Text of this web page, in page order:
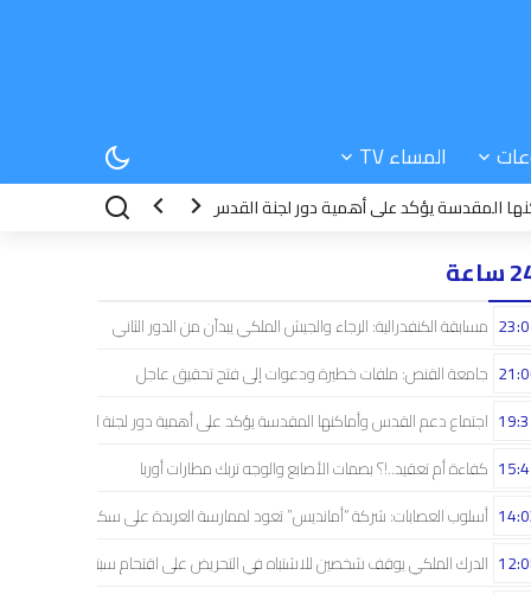
المساء TV
يؤكد على أهمية دور لجنة القدس 15:42
كفاءة أم تعقيد..!؟ بصمات
مسابقة الكنفدرالية: الرجاء والجيش الملكي يبدآن من الدور الثاني
جامعة القنص: ملفات خطيرة ودعوات إلى فتح تحقيق عاجل
اجتماع دعم القدس وأماكنها المقدسة يؤكد على أهمية دور لجنة القدس
كفاءة أم تعقيد..!؟ بصمات الأصابع والوجه تربك مطارات أوربا
أسلوب العصابات: شركة “أمانديس” تعود لممارسة العربدة على سكان الشمال..!
الدرك الملكي يوقف شخصين للاشتباه في التحريض على اقتحام سبتة